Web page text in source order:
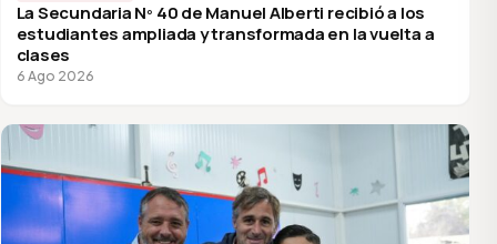
La Secundaria Nº 40 de Manuel Alberti recibió a los
estudiantes ampliada y transformada en la vuelta a
clases
6 Ago 2026